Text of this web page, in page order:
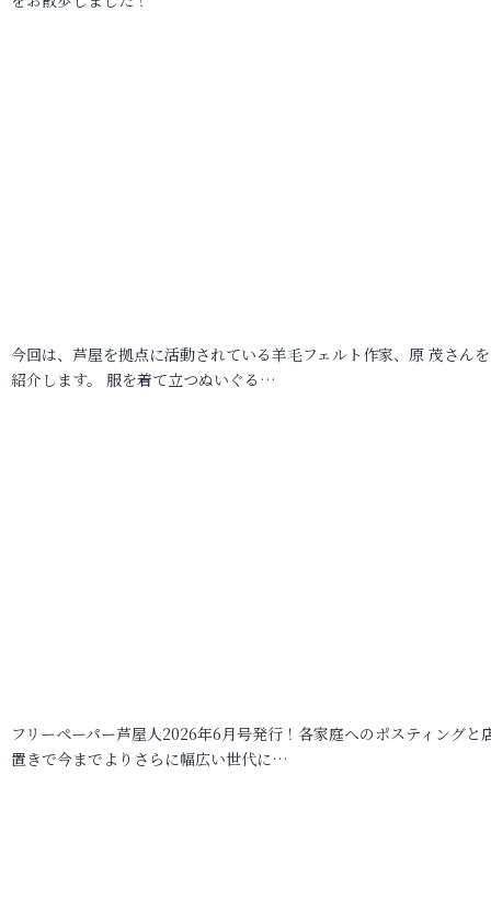
今回は、芦屋を拠点に活動されている羊毛フェルト作家、原 茂さん
紹介します。 服を着て立つぬいぐる…
フリーペーパー芦屋人2026年6月号発行！各家庭へのポスティングと
置きで今までよりさらに幅広い世代に…